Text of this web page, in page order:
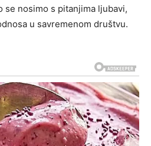
se nosimo s pitanjima ljubavi,
u savremenom društvu.